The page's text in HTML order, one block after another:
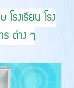
โรงเรียน โรง
ต่าง ๆ